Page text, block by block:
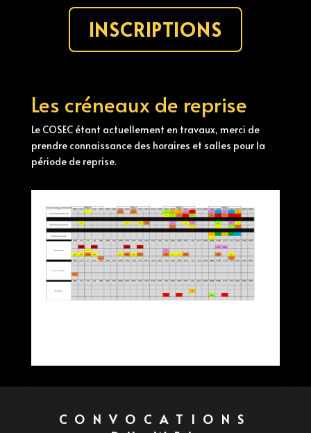
INSCRIPTIONS
Les créneaux de reprise
Le COSEC étant actuellement en travaux, merci de
prendre connaissance des horaires et salles pour la
période de reprise.
CONVOCATIONS